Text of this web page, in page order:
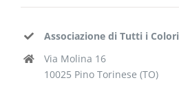
Associazione di Tutti i Colori
Via Molina 16
10025 Pino Torinese (TO)